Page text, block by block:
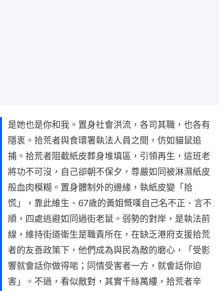
是她也是你和我。置身社會洪流，各司其職，也各有
隱衷。拾荒者與食環署執法人員之間，仿如貓鼠追
捕。拾荒者阻截紙皮葬身堆填區，引領再生，這班老
將功不可沒，自己卻朝不保夕，尊嚴如同被淋濕紙皮
般血肉模糊。置身體制外的邊緣，執紙皮變「拾
慌」，靠此維生、67歲的黃姐慨嘆自己名不正、言不
順，四處逃避如同過街老鼠。弱勢的對岸，是執法前
線，維持街道衛生是職責所在，在缺乏港府支援拾荒
者的友善政策下，他們成為與民為敵的磨心，「受影
響就會話你做得啱；同情受害者一方，就會話你迫
害」。不過，看似敵對，其實千絲萬縷，拾荒者辛